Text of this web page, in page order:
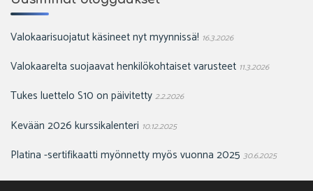
Valokaarisuojatut käsineet nyt myynnissä! 16.3.2026
Valokaarelta suojaavat henkilökohtaiset varusteet 11.3.2026
Tukes luettelo S10 on päivitetty 2.2.2026
Kevään 2026 kurssikalenteri 10.12.2025
Platina -sertifikaatti myönnetty myös vuonna 2025 30.6.2025